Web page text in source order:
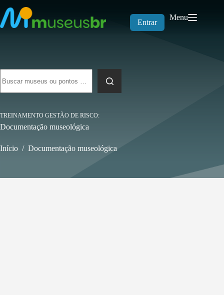
para
o
conteúdo
Entrar
Menu
resultados
TREINAMENTO GESTÃO DE RISCO
Documentação museológica
Início / Documentação museológica